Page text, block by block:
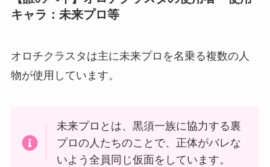
キャラ：未来プロ等
オロチクラスタは主に未来プロを名乗る複数の人
物が使用しています。
未来プロとは、黒須一族に協力する裏
プロの人たちのことで、正体がバレな
いよう全員同じ仮面をしています。